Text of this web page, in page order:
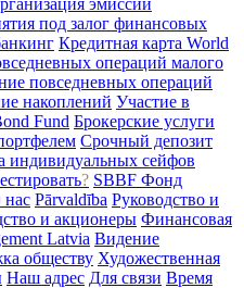
эмиссии
под залог финансовых
Кредитная карта World
операций малого
повседневных операций
накоплений Участие в
Fund Брокерские услуги
Срочный депозит
индивидуальных сейфов
? SBBF Фонд
Pārvaldība Руководство и
и акционеры Финансовая
Latvia Видение
обществу Художественная
Наш адрес Для связи Время